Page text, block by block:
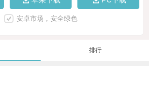
安卓市场，安全绿色
排行